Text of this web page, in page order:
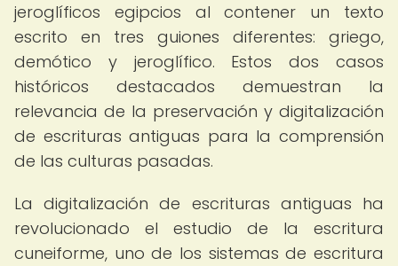
jeroglíficos egipcios al contener un texto
escrito en tres guiones diferentes: griego,
demótico y jeroglífico. Estos dos casos
históricos destacados demuestran la
relevancia de la preservación y digitalización
de escrituras antiguas para la comprensión
de las culturas pasadas.
La digitalización de escrituras antiguas ha
revolucionado el estudio de la escritura
cuneiforme, uno de los sistemas de escritura